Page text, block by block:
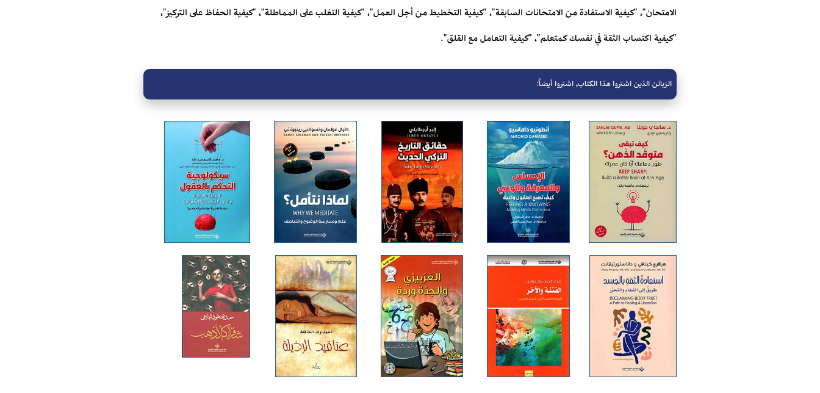
الامتحان"، "كيفية الاستفادة من الامتحانات السابقة"، "كيفية التخطيط من أجل العمل"، "كيفية التغلب على المماطلة"، "كيفية الحفاظ على التركيز"،
"كيفية اكتساب الثقة في نفسك كمتعلم"، "كيفية التعامل مع القلق".
الزبائن الذين اشتروا هذا الكتاب، اشتروا أيضاً: